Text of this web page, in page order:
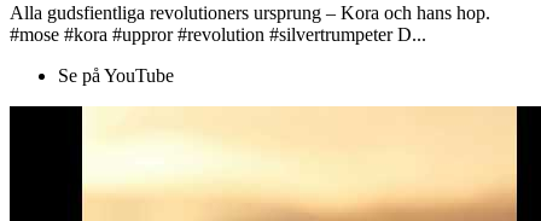
Alla gudsfientliga revolutioners ursprung – Kora och hans hop.
#mose #kora #uppror #revolution #silvertrumpeter D...
Se på YouTube